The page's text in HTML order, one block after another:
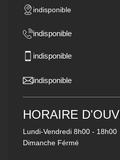
indisponible
indisponible
indisponible
indisponible
HORAIRE
Lundi-Vendredi 8h00 - 18h00
Dimanche Férmé